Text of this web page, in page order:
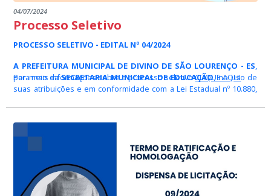
04/07/2024
Processo Seletivo
PROCESSO SELETIVO - EDITAL Nº 04/2024
A PREFEITURA MUNICIPAL DE DIVINO DE SÃO LOURENÇO - ES,
por meio daSECRETARIA MUNICIPAL DE EDUCAÇÃO, no uso de
suas atribuições e em conformidade com a Lei Estadual nº 10.880,
Programa de Concessão de Bolsas de Apoio Técnico no âmbito do
Pacto pela Aprendizagem no Espírito Santo - PAES, regulamentada
pelo Decreto nº 4346-R, de 28 de dezembro de 2018, publicado no
Diário Oficial do Espírito Santo em 31/12/2018, torna pública a
seleção de profissionais do magistériocom o objetivo de
instituir professor bolsista para atuar como Coordenador Municipal
das ações do PAES e de compor cadastro de reserva.
Para mais informações sobre o processo seletivoCLIQUE AQUI